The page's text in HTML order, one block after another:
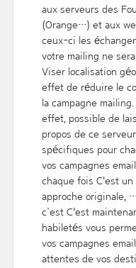
aux serveurs des
(Orange…) et aux
ceux-ci les
votre mailing ne
Viser localisation
effet de réduire le
la campagne mailing.
effet, possible de
propos de ce
spécifiques pour
vos campagnes
chaque fois C'est
approche originale,
c’est C'est
habiletés vous
vos campagnes
attentes de vos